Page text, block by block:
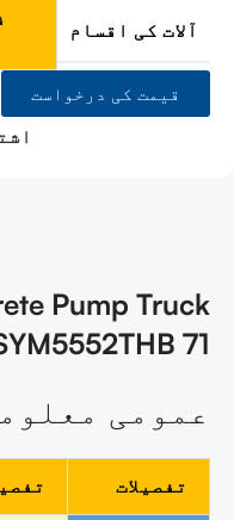
آلات کی اقسام
قیمت کی درخواست
Pump Truck
71
عمومی
تفصیلات